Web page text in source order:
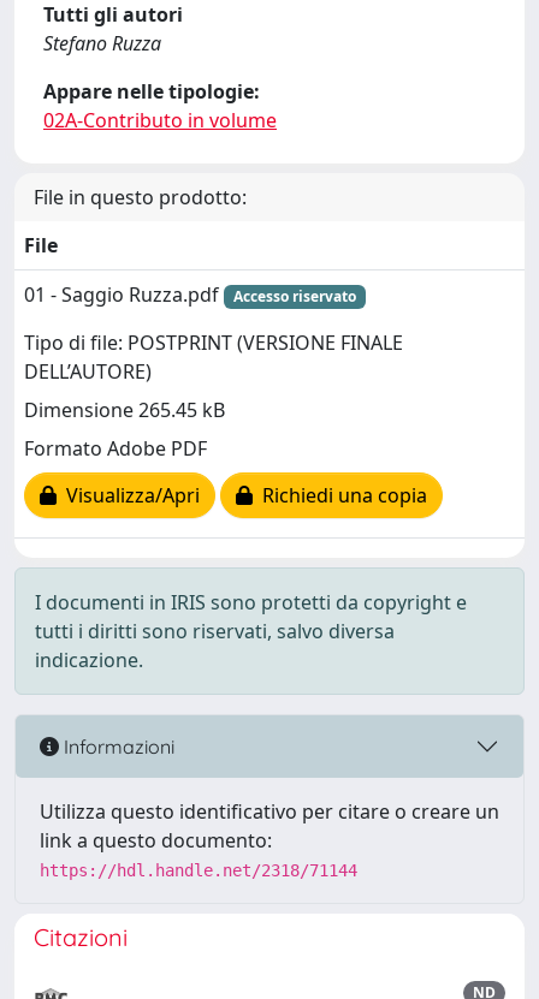
Tutti gli autori
Stefano Ruzza
Appare nelle tipologie:
02A-Contributo in volume
File in questo prodotto:
File
01 - Saggio Ruzza.pdf
Accesso riservato
Tipo di file: POSTPRINT (VERSIONE FINALE
DELL’AUTORE)
Dimensione 265.45 kB
Formato Adobe PDF
Visualizza/Apri
Richiedi una copia
I documenti in IRIS sono protetti da copyright e
tutti i diritti sono riservati, salvo diversa
indicazione.
Informazioni
Utilizza questo identificativo per citare o creare un
link a questo documento:
https://hdl.handle.net/2318/71144
Citazioni
ND